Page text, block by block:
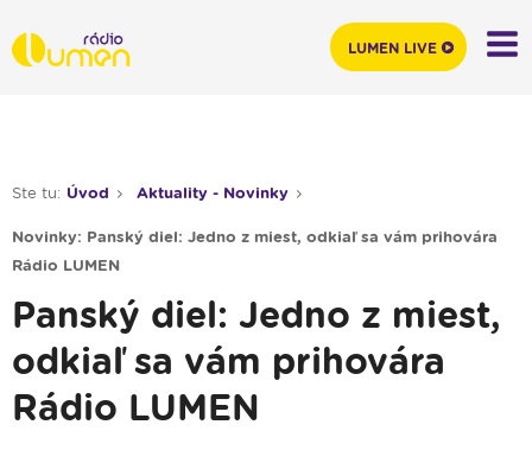
Ste tu: Úvod Aktuality - Novinky
Novinky: Panský diel: Jedno z miest, odkiaľ sa vám prihovára
Rádio LUMEN
Panský diel: Jedno z miest,
odkiaľ sa vám prihovára
Rádio LUMEN
LUMEN LIVE